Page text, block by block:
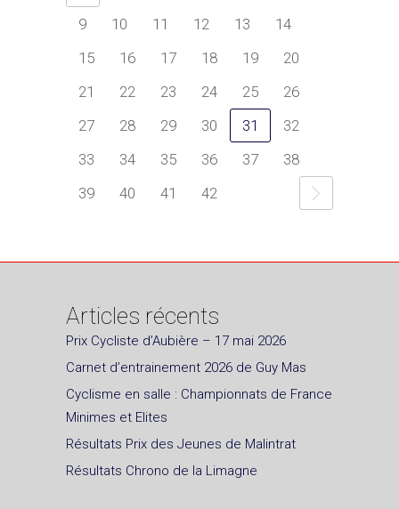
9
10 11 12 13
14
15
16 17 18 19
20
21
22 23 24 25
26
27
28 29 30 31
32
33
34 35 36 37
38
39
40 41 42
Articles récents
Prix Cycliste d’Aubière – 17 mai 2026
Carnet d’entrainement 2026 de Guy Mas
Cyclisme en salle : Championnats de France
Minimes et Elites
Résultats Prix des Jeunes de Malintrat
Résultats Chrono de la Limagne